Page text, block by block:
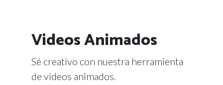
Videos Animados
Sé creativo con nuestra herramienta
de videos animados.